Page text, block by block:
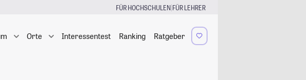
FÜR HOCHSCHULEN|FÜR LEHRER
Orte Interessentest Ranking Ratgeber